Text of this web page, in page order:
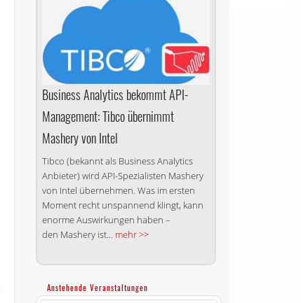
Business Analytics bekommt API-
Management: Tibco übernimmt
Mashery von Intel
Tibco (bekannt als Business Analytics
Anbieter) wird API-Spezialisten Mashery
von Intel übernehmen. Was im ersten
Moment recht unspannend klingt, kann
enorme Auswirkungen haben –
den Mashery ist... mehr >>
Anstehende Veranstaltungen